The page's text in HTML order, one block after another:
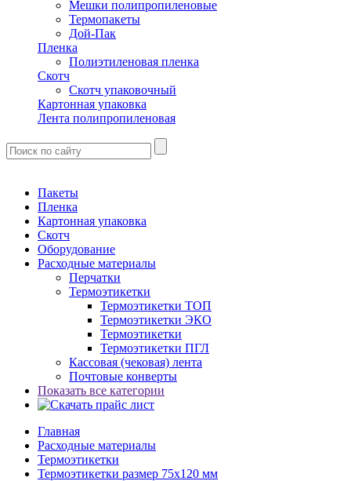
Мешки полипропиленовые
Термопакеты
Дой-Пак
Пленка
Полиэтиленовая пленка
Скотч
Скотч упаковочный
Картонная упаковка
Лента полипропиленовая
Пакеты
Пленка
Картонная упаковка
Скотч
Оборудование
Расходные материалы
Перчатки
Термоэтикетки
Термоэтикетки ТОП
Термоэтикетки ЭКО
Термоэтикетки
Термоэтикетки ПГЛ
Кассовая (чековая) лента
Почтовые конверты
Показать все категории
Главная
Расходные материалы
Термоэтикетки
Термоэтикетки размер 75х120 мм